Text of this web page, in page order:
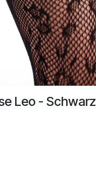
Leo - Schwarz